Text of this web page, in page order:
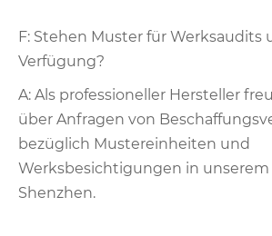
F: Stehen Muster für Werksaudits
Verfügung?
A: Als professioneller Hersteller
über Anfragen von
bezüglich Mustereinheiten und
Werksbesichtigungen in unserem
Shenzhen.